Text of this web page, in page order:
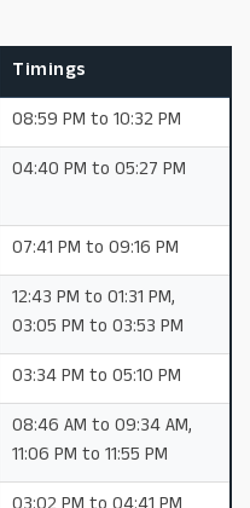
Timings
08:59 PM to 10:32 PM
04:40 PM to 05:27 PM
07:41 PM to 09:16 PM
12:43 PM to 01:31 PM,
03:05 PM to 03:53 PM
03:34 PM to 05:10 PM
08:46 AM to 09:34 AM,
11:06 PM to 11:55 PM